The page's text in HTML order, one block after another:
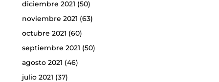
diciembre 2021 (50)
noviembre 2021 (63)
octubre 2021 (60)
septiembre 2021 (50)
agosto 2021 (46)
julio 2021 (37)